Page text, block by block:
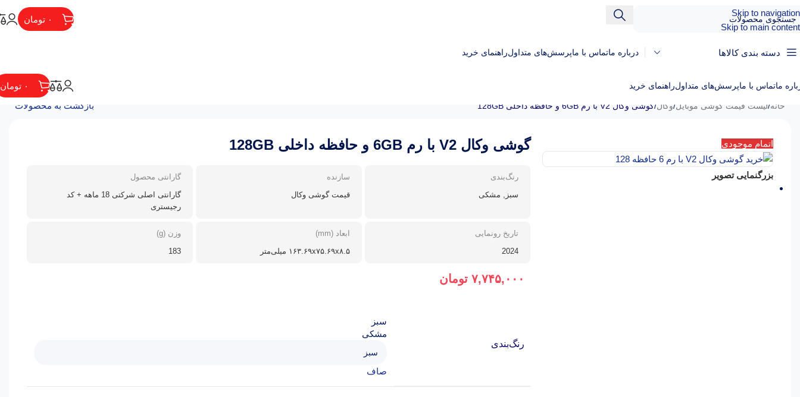
Skip to navigation
Skip to main content
۰ تومان
دسته بندی کالاها درباره ماتماس با ماپرسش‌های متداولراهنمای خرید
ماتماس با ماپرسش‌های متداولراهنمای خرید ۰ تومان
خانه/لیست قیمت گوشی موبایل/وکال/گوشی وکال V2 با رم 6GB و حافظه داخلی 128GB بازگشت به محصولات
اتمام موجودی
بزرگنمایی تصویر
گوشی وکال V2 با رم 6GB و حافظه داخلی 128GB
رنگ‌بندی
سبز, مشکی
سازنده
قیمت گوشی وکال
گارانتی محصول
گارانتی اصلی شرکتی 18 ماهه + کد
رجیستری
تاریخ رونمایی
2024
ابعاد (mm)
۱۶۳.۶۹x۷۵.۶۹x۸.۵ میلی‌متر
وزن (g)
183
۷,۷۴۵,۰۰۰ تومان
رنگ‌بندی
سبز
مشکی
صاف